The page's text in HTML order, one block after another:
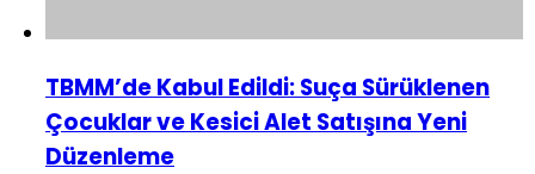
TBMM’de Kabul Edildi: Suça Sürüklenen
Çocuklar ve Kesici Alet Satışına Yeni
Düzenleme